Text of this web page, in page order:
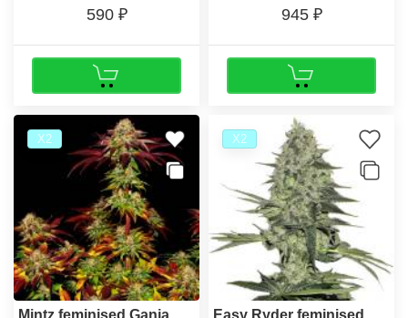
590 945
Х2
Mintz feminised Ganja
Х2
Easy Ryder feminised